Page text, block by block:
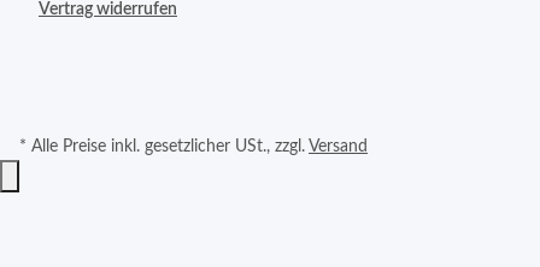
Vertrag widerrufen
* Alle Preise inkl. gesetzlicher USt., zzgl. Versand